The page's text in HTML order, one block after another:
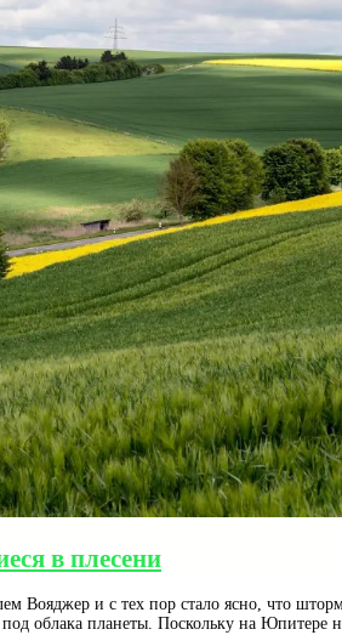
в плесени
Вояджер и с тех пор стало ясно, что
облака планеты. Поскольку на